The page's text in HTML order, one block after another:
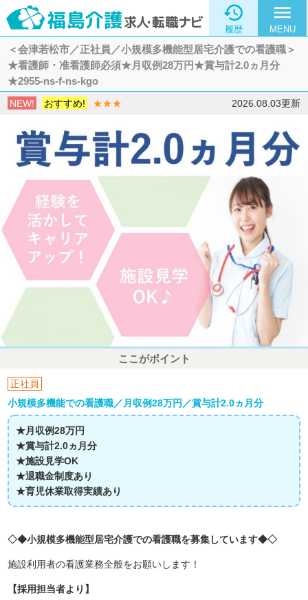

履歴
menu
MENU
＜会津若松市／正社員／小規模多機能型居宅介護での看護職＞
★看護師・准看護師必須★月収例28万円★賞与計2.0ヵ月分
★2955-ns-f-ns-kgo
NEW! おすすめ! ★★★ 2026.08.03更新
ここがポイント
正社員
小規模多機能での看護職／月収例28万円／賞与計2.0ヵ月分
★月収例28万円
★賞与計2.0ヵ月分
★施設見学OK
★退職金制度あり
★育児休業取得実績あり
◇◆小規模多機能型居宅介護での看護職を募集しています◆◇
施設利用者の看護業務全般をお願いします！
【採用担当者より】